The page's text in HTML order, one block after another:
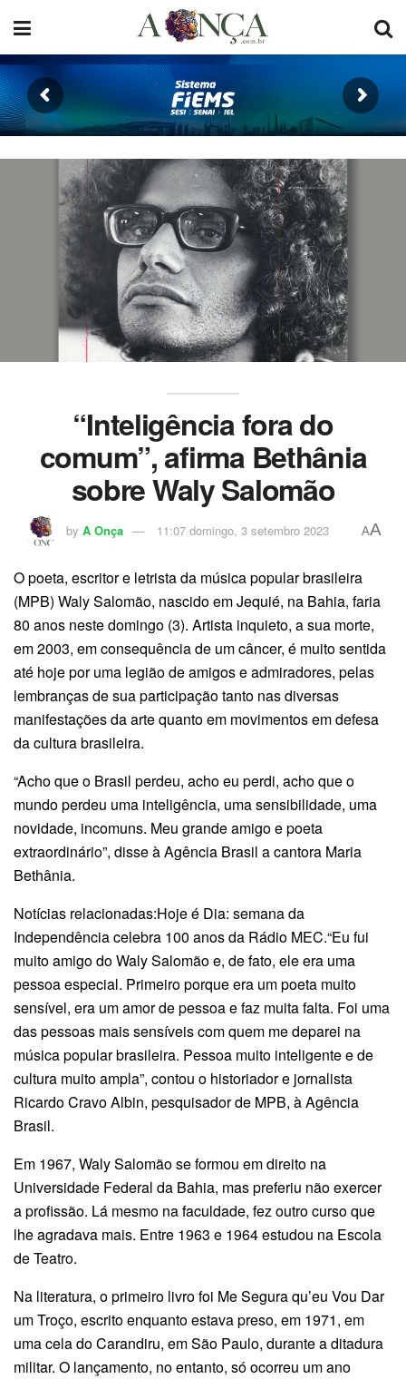
“Inteligência fora do
comum”, afirma Bethânia
sobre Waly Salomão
by A Onça 11:07 domingo, 3 setembro 2023 AA
O poeta, escritor e letrista da música popular brasileira
(MPB) Waly Salomão, nascido em Jequié, na Bahia, faria
80 anos neste domingo (3). Artista inquieto, a sua morte,
em 2003, em consequência de um câncer, é muito sentida
até hoje por uma legião de amigos e admiradores, pelas
lembranças de sua participação tanto nas diversas
manifestações da arte quanto em movimentos em defesa
da cultura brasileira.
“Acho que o Brasil perdeu, acho eu perdi, acho que o
mundo perdeu uma inteligência, uma sensibilidade, uma
novidade, incomuns. Meu grande amigo e poeta
extraordinário”, disse à Agência Brasil a cantora Maria
Bethânia.
Notícias relacionadas:Hoje é Dia: semana da
Independência celebra 100 anos da Rádio MEC.“Eu fui
muito amigo do Waly Salomão e, de fato, ele era uma
pessoa especial. Primeiro porque era um poeta muito
sensível, era um amor de pessoa e faz muita falta. Foi uma
das pessoas mais sensíveis com quem me deparei na
música popular brasileira. Pessoa muito inteligente e de
cultura muito ampla”, contou o historiador e jornalista
Ricardo Cravo Albin, pesquisador de MPB, à Agência
Brasil.
Em 1967, Waly Salomão se formou em direito na
Universidade Federal da Bahia, mas preferiu não exercer
a profissão. Lá mesmo na faculdade, fez outro curso que
lhe agradava mais. Entre 1963 e 1964 estudou na Escola
de Teatro.
Na literatura, o primeiro livro foi Me Segura qu’eu Vou Dar
um Troço, escrito enquanto estava preso, em 1971, em
uma cela do Carandiru, em São Paulo, durante a ditadura
militar. O lançamento, no entanto, só ocorreu um ano